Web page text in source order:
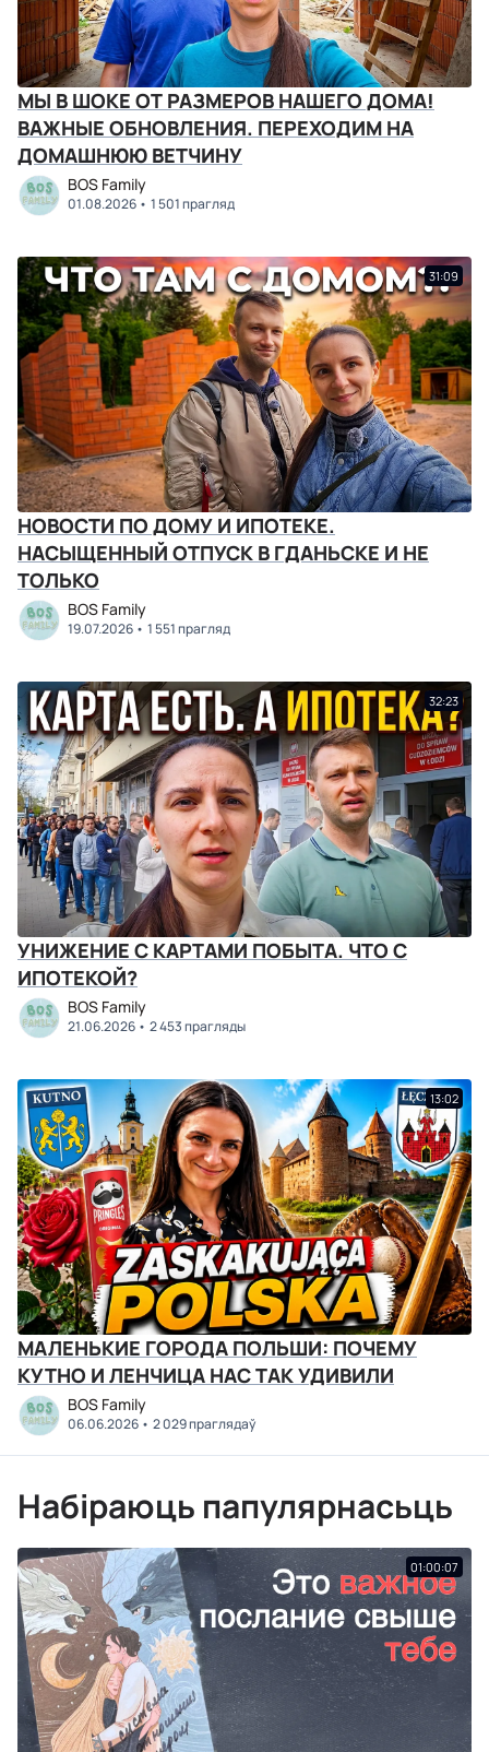
МЫ В ШОКЕ ОТ РАЗМЕРОВ НАШЕГО ДОМА!
ВАЖНЫЕ ОБНОВЛЕНИЯ. ПЕРЕХОДИМ НА
ДОМАШНЮЮ ВЕТЧИНУ
BOS Family
01.08.2026 1 501 прагляд
31:09
НОВОСТИ ПО ДОМУ И ИПОТЕКЕ.
НАСЫЩЕННЫЙ ОТПУСК В ГДАНЬСКЕ И НЕ
ТОЛЬКО
BOS Family
19.07.2026 1 551 прагляд
32:23
УНИЖЕНИЕ С КАРТАМИ ПОБЫТА. ЧТО С
ИПОТЕКОЙ?
BOS Family
21.06.2026 2 453 прагляды
13:02
МАЛЕНЬКИЕ ГОРОДА ПОЛЬШИ: ПОЧЕМУ
КУТНО И ЛЕНЧИЦА НАС ТАК УДИВИЛИ
BOS Family
06.06.2026 2 029 праглядаў
Набіраюць папулярнасьць
01:00:07